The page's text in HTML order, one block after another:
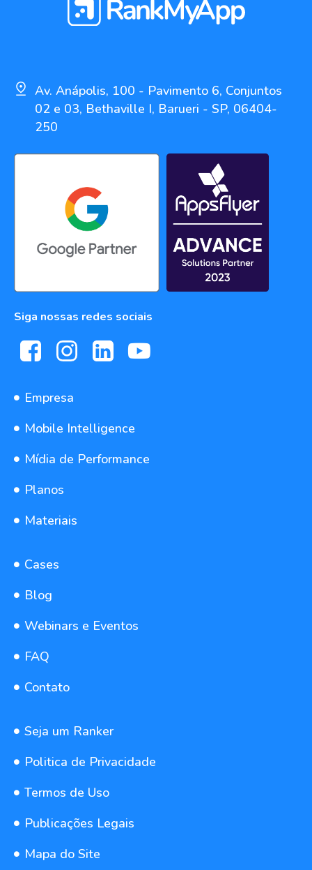
Av. Anápolis, 100 - Pavimento 6, Conjuntos
02 e 03, Bethaville I, Barueri - SP, 06404-
250
Siga nossas redes sociais
Empresa
Mobile Intelligence
Mídia de Performance
Planos
Materiais
Cases
Blog
Webinars e Eventos
FAQ
Contato
Seja um Ranker
Politica de Privacidade
Termos de Uso
Publicações Legais
Mapa do Site